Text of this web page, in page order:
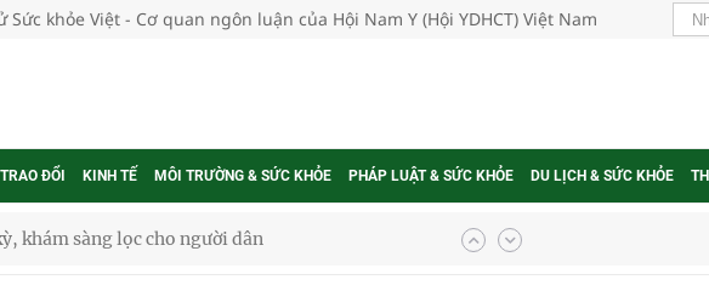
Sức khỏe Việt - Cơ quan ngôn luận của Hội Nam Y (Hội YDHCT) Việt Nam
ĐỔI KINH TẾ MÔI TRƯỜNG & SỨC KHỎE PHÁP LUẬT & SỨC KHỎE DU LỊCH & SỨC KHỎE
khám sàng lọc cho người dân